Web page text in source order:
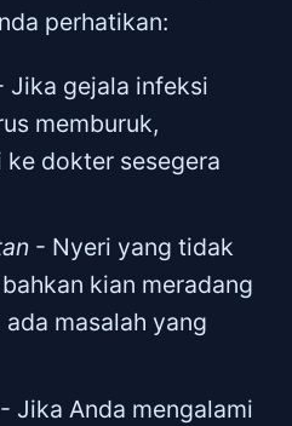
perhatikan:
Jika gejala infeksi
memburuk,
dokter sesegera
- Nyeri yang tidak
kian meradang
masalah yang
- Jika Anda mengalami